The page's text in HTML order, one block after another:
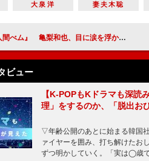
大泉洋 妻夫木聡
』 亀梨和也、目に涙を浮かべながら舞台あいさつ
ビュー
【K-POPもKドラマも深読
理」をするのか、「脱出お
▽年齢公開のあとに始まる韓
ァイヤーを囲み、打ち解けたお
ずつ明かしていく。「実は◯歳